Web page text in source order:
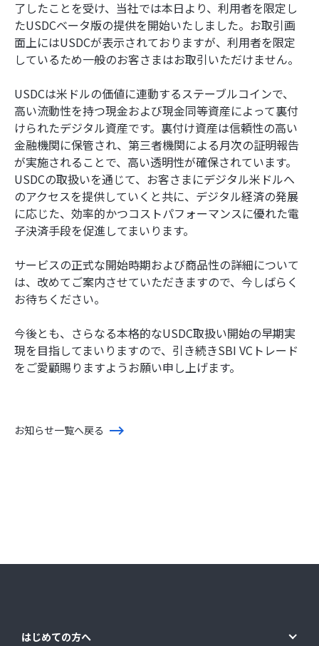
了したことを受け、当社では本日より、利用者を限定し
たUSDCベータ版の提供を開始いたしました。お取引画
面上にはUSDCが表示されておりますが、利用者を限定
しているため一般のお客さまはお取引いただけません。
USDCは米ドルの価値に連動するステーブルコインで、
高い流動性を持つ現金および現金同等資産によって裏付
けられたデジタル資産です。裏付け資産は信頼性の高い
金融機関に保管され、第三者機関による月次の証明報告
が実施されることで、高い透明性が確保されています。
USDCの取扱いを通じて、お客さまにデジタル米ドルへ
のアクセスを提供していくと共に、デジタル経済の発展
に応じた、効率的かつコストパフォーマンスに優れた電
子決済手段を促進してまいります。
サービスの正式な開始時期および商品性の詳細について
は、改めてご案内させていただきますので、今しばらく
お待ちください。
今後とも、さらなる本格的なUSDC取扱い開始の早期実
現を目指してまいりますので、引き続きSBI VCトレード
をご愛顧賜りますようお願い申し上げます。
お知らせ一覧へ戻る
はじめての方へ